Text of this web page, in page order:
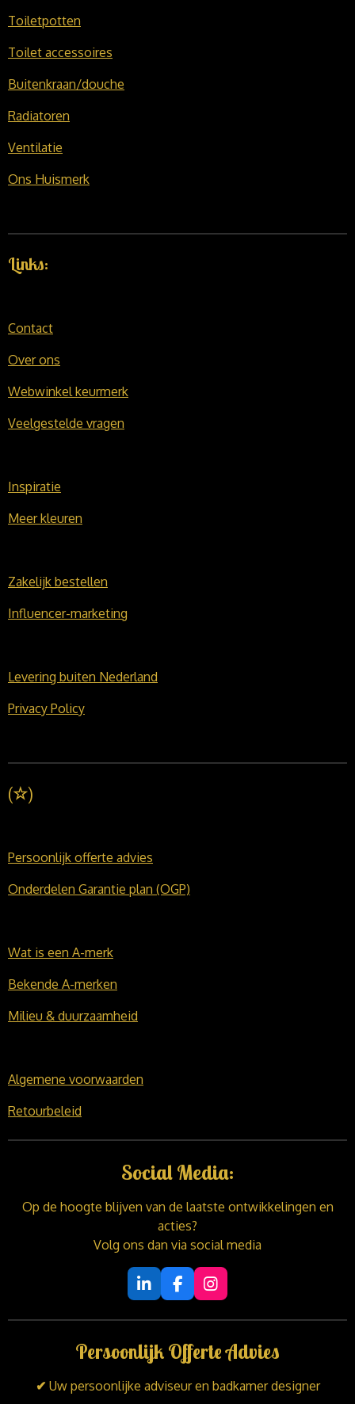
Toiletpotten
Toilet accessoires
Buitenkraan/douche
Radiatoren
Ventilatie
Ons Huismerk
Links:
Contact
Over ons
Webwinkel keurmerk
Veelgestelde vragen
Inspiratie
Meer kleuren
Zakelijk bestellen
Influencer-marketing
Levering buiten Nederland
Privacy Policy
(☆)
Persoonlijk offerte advies
Onderdelen Garantie plan (OGP)
Wat is een A-merk
Bekende A-merken
Milieu & duurzaamheid
Algemene voorwaarden
Retourbeleid
Social Media:
Op de hoogte blijven van de laatste ontwikkelingen en
acties?
Volg ons dan via social media
L
i
n
e
d
I
n
F
a
c
b
o
o
k
I
n
s
a
r
a
Persoonlijk Offerte Advies
✔ Uw persoonlijke adviseur en badkamer designer